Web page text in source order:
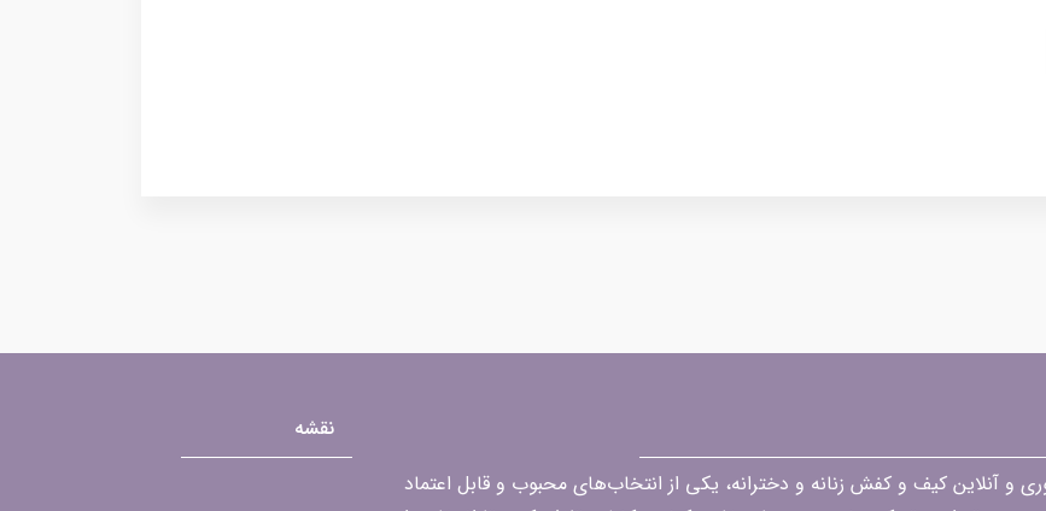
زمینه فروش حضوری و آنلاین کیف و کفش زنانه و دخترانه، یکی از انتخاب‌های محبوب و قابل اعتماد
نقشه